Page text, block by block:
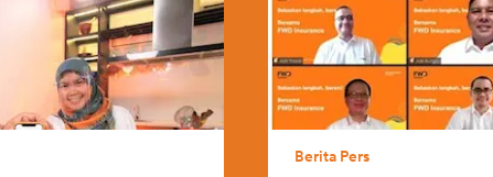
Berita Pers